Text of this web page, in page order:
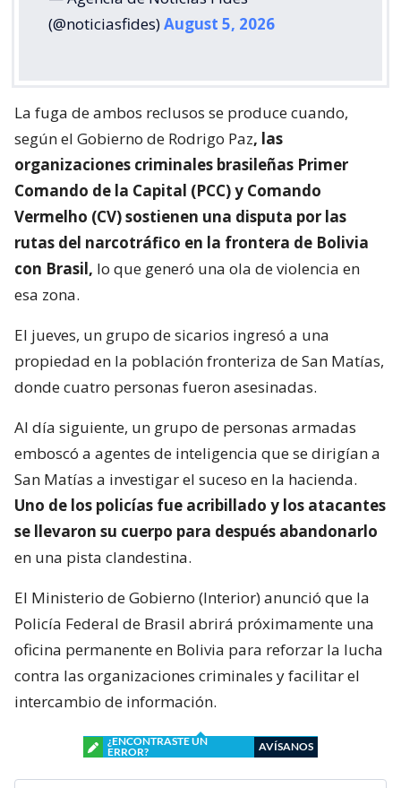
(@noticiasfides)August 5, 2026
La fuga de ambos reclusos se produce cuando,
según el Gobierno de Rodrigo Paz, las
organizaciones criminales brasileñas Primer
Comando de la Capital (PCC) y Comando
Vermelho (CV) sostienen una disputa por las
rutas del narcotráfico en la frontera de Bolivia
con Brasil, lo que generó una ola de violencia en
esa zona.
El jueves, un grupo de sicarios ingresó a una
propiedad en la población fronteriza de San Matías,
donde cuatro personas fueron asesinadas.
Al día siguiente, un grupo de personas armadas
emboscó a agentes de inteligencia que se dirigían a
San Matías a investigar el suceso en la hacienda.
Uno de los policías fue acribillado y los atacantes
se llevaron su cuerpo para después abandonarlo
en una pista clandestina.
El Ministerio de Gobierno (Interior) anunció que la
Policía Federal de Brasil abrirá próximamente una
oficina permanente en Bolivia para reforzar la lucha
contra las organizaciones criminales y facilitar el
intercambio de información.
¿ENCONTRASTE UN
ERROR?
AVÍSANOS